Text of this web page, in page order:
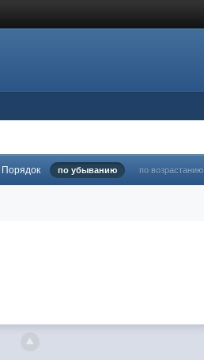
Порядок по убыванию по возрастанию